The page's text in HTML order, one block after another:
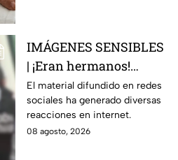
IMÁGENES SENSIBLES
| ¡Eran hermanos!
Captan brut4l agresión
contra un hombre que
perdió la vid4
El material difundido en redes
sociales ha generado diversas
reacciones en internet.
08 agosto, 2026